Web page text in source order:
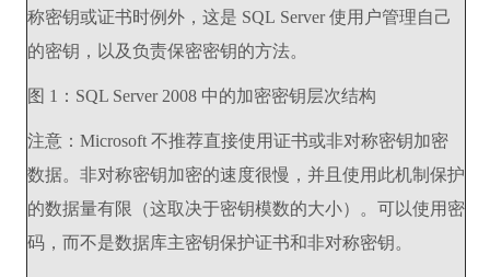
称密钥或证书时例外，这是 SQL Server 使用户管理自己
的密钥，以及负责保密密钥的方法。
图 1：SQL Server 2008 中的加密密钥层次结构
注意：Microsoft 不推荐直接使用证书或非对称密钥加密
数据。非对称密钥加密的速度很慢，并且使用此机制保护
的数据量有限（这取决于密钥模数的大小）。可以使用密
码，而不是数据库主密钥保护证书和非对称密钥。